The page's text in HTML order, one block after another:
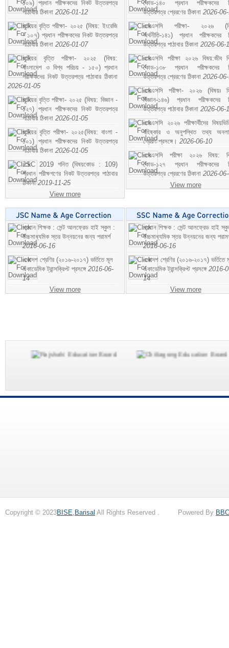
১০৯) প্রধান পরীক্ষকদের নিকট উত্তরপত্র
পাঠাবার ঠিকানা 2026-01-12
জুনিয়র বৃত্তি পরীক্ষা- ২০২৫ (বিষয়: ইংরেজি
- ১০৭) প্রধান পরীক্ষকদের নিকট উত্তরপত্র
পাঠাবার ঠিকানা 2026-01-07
জুনিয়র বৃত্তি পরীক্ষা- ২০২৫ (বিষয়:
বাংলাদেশ ও বিশ্ব পরিচয় - ১৫০) প্রধান
পরীক্ষকদের নিকট উত্তরপত্র পাঠাবার ঠিকানা
2026-01-05
জুনিয়র বৃত্তি পরীক্ষা- ২০২৫ (বিষয়: বিজ্ঞান -
১২৭) প্রধান পরীক্ষকদের নিকট উত্তরপত্র
পাঠাবার ঠিকানা 2026-01-05
জুনিয়র বৃত্তি পরীক্ষা- ২০২৫(বিষয়: বাংলা -
১০১) প্রধান পরীক্ষকদের নিকট উত্তরপত্র
পাঠাবার ঠিকানা 2026-01-05
JSC 2019 গনিত (বিষয়কোড : 109)
প্রধান পরীক্ষগণের নিকট উত্তরপত্র পাঠাবার
ঠিকানা2019-11-25
View more
কোড-১৪০ প্রধান পরীক্ষকদের
উত্তরপত্র প্রেরণের ঠিকানা 2026-
এসএসসি পরীক্ষা- ২০২৬
অর্থনীতি-১৪১) প্রধান পরীক্ষকদের
উত্তরপত্র পাঠাবার ঠিকানা 2026-06-
এসএসসি পরীক্ষা ২০২৬ বিষয়:জীব
কোড-১৩৮ প্রধান পরীক্ষকদের
উত্তরপত্র প্রেরণের ঠিকানা 2026-
এসএসসি পরীক্ষা- ২০২৬ (বিষয়ঃ
বিজ্ঞান-১৪৬) প্রধান পরীক্ষকদের
উত্তরপত্র পাঠাবার ঠিকানা 2026-06-
এসএসসি ২০২৬ পরীক্ষার্থীদের
বহিষ্কার ও অনুপস্থিত তথ্য
প্রেরণ প্রসঙ্গে। 2026-06-10
এসএসসি পরীক্ষা ২০২৬ বিষয়:
কোড-১২৭ প্রধান পরীক্ষকদের
উত্তরপত্র প্রেরণের ঠিকানা 2026-
View more
প্রধান শিক্ষক : সেন্ট আলফ্রেড হাই স্কুল :
উচ্চমাধ্যমিক স্তর উন্নয়নের জন্য পরামর্শ
2016-06-16
একাদশ শ্রেণির (২০১৬-২০১৭) ভর্তিতে মূল
একাডেমিক ট্রান্সক্রিপ্ট প্রসঙ্গে 2016-06-
14
View more
প্রধান শিক্ষক : সেন্ট আলফ্রেড হাই
উচ্চমাধ্যমিক স্তর উন্নয়নের জন্য
2016-06-16
একাদশ শ্রেণির (২০১৬-২০১৭) ভর্তিতে
একাডেমিক ট্রান্সক্রিপ্ট প্রসঙ্গে 2016-
14
View more
Copyright © 2023BISE,Barisal All Rights Reserved . Powered By